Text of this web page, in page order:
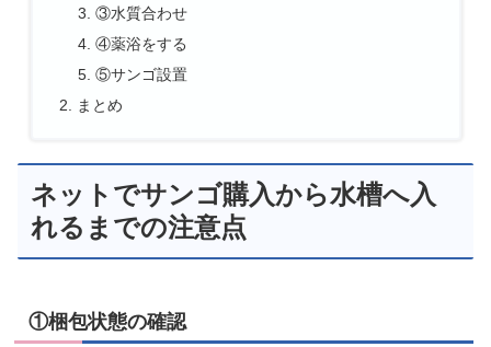
③水質合わせ
④薬浴をする
⑤サンゴ設置
まとめ
ネットでサンゴ購入から水槽へ入
れるまでの注意点
①梱包状態の確認